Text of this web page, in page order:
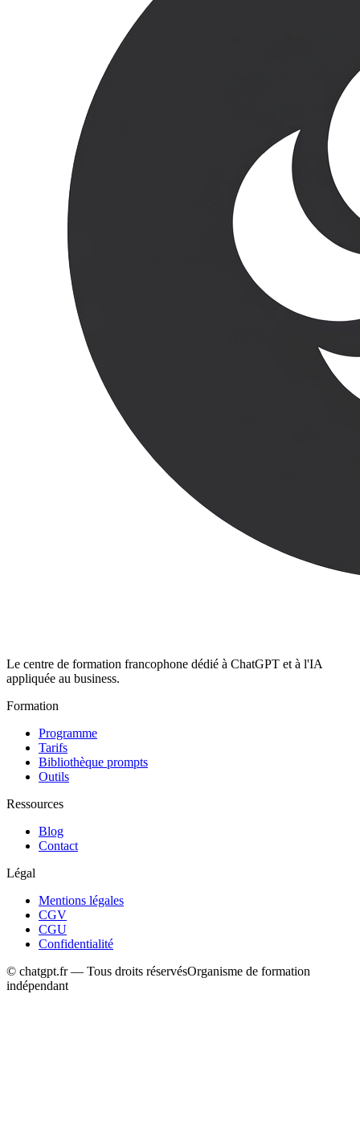
Le centre de formation francophone dédié à ChatGPT et à l'IA
appliquée au business.
Formation
Programme
Tarifs
Bibliothèque prompts
Outils
Ressources
Blog
Contact
Légal
Mentions légales
CGV
CGU
Confidentialité
© chatgpt.fr — Tous droits réservésOrganisme de formation
indépendant